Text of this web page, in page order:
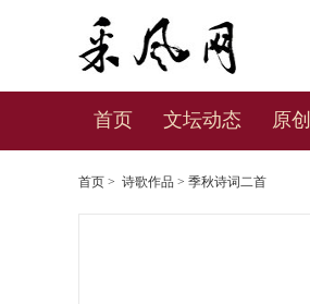
首页 文坛动态 原
首页 > 诗歌作品 > 季秋诗词二首